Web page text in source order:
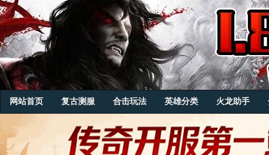
网站首页 复古测服 合击玩法 英雄分类 火龙助手